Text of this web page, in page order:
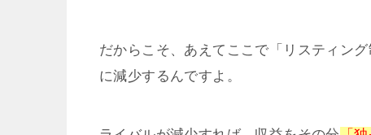
だからこそ、あえてここで「リスティン
に減少するんですよ。